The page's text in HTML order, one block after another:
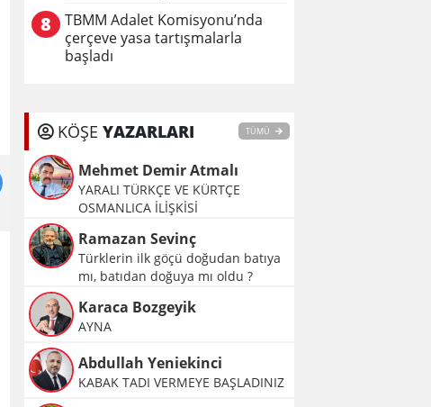
8
TBMM Adalet Komisyonu’nda
çerçeve yasa tartışmalarla
başladı
KÖŞE YAZARLARI TÜMÜ
Mehmet Demir Atmalı
YARALI TÜRKÇE VE KÜRTÇE
OSMANLICA İLİŞKİSİ
Ramazan Sevinç
Türklerin ilk göçü doğudan batıya
mı, batıdan doğuya mı oldu ?
Karaca Bozgeyik
AYNA
Abdullah Yeniekinci
KABAK TADI VERMEYE BAŞLADINIZ